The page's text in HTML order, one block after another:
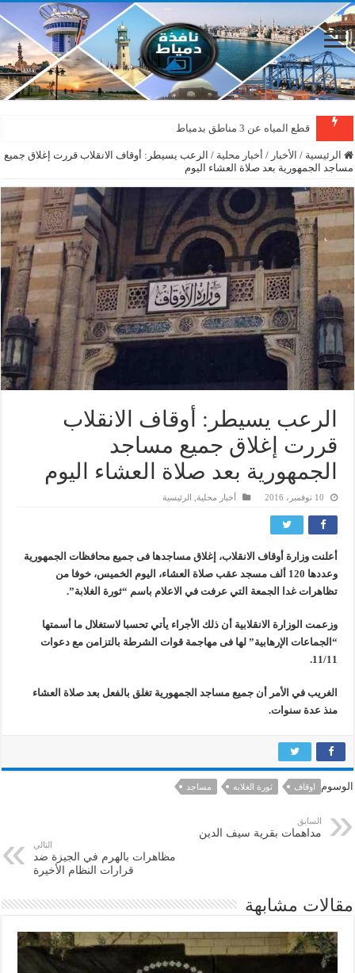
قطع المياه عن 3 مناطق بدمياط
الرئيسية / الأخبار / أخبار محلية / الرعب يسيطر: أوقاف الانقلاب قررت إغلاق جميع
مساجد الجمهورية بعد صلاة العشاء اليوم
الرعب يسيطر: أوقاف الانقلاب
قررت إغلاق جميع مساجد
الجمهورية بعد صلاة العشاء اليوم
10 نوفمبر، 2016 أخبار محلية الرئيسية
أعلنت وزارة أوقاف الانقلاب، إغلاق مساجدها فى جميع محافظات الجمهورية
وعددها 120 ألف مسجد عقب صلاة العشاء، اليوم الخميس، خوفا من
تظاهرات غدا الجمعة التي عرفت في الاعلام باسم “ثورة الغلابة”.
وزعمت الوزارة الانقلابية أن ذلك الأجراء يأتي تحسبا لاستغلال ما أسمتها
“الجماعات الإرهابية” لها فى مهاجمة قوات الشرطة بالتزامن مع دعوات
11/11.
الغريب في الأمر أن جميع مساجد الجمهورية تغلق بالفعل بعد صلاة العشاء
منذ عدة سنوات.
الوسوم اوقاف ثورة الغلابه مساجد
السابق
مداهمات بقرية سيف الدين
التالي
مظاهرات بالهرم في الجيزة ضد
قرارات النظام الأخيرة
مقالات مشابهة